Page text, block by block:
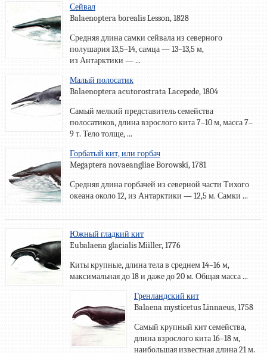
Сейвал
Balaenoptera borealis Lesson, 1828
Средняя длина самки сейвала из северного
полушария 13,5–14, самца — 13–13,5 м,
из Антарктики — ...
Малый полосатик
Balaenoptera acutorostrata Lacepede, 1804
Самый мелкий представитель семейства
полосатиков, длина взрослого кита 7–10 м, масса 7–
9 т. Тело толще, ...
Горбатый кит, или горбач
Megaptera novaeangliae Borowski, 1781
Средняя длина горбачей из северной части Тихого
океана около 12, из Антарктики — 12,5 м. Самки ...
Южный гладкий кит
Eubalaena glacialis Miiller, 1776
Киты крупные, длина тела в среднем 14–16 м,
максимальная до 18 и даже до 20 м. Общая масса ...
Гренландский кит
Balaena mysticetus Linnaeus, 1758
Самый крупный кит семейства,
длина взрослого кита 16–18 м,
наибольшая известная длина 21 м.